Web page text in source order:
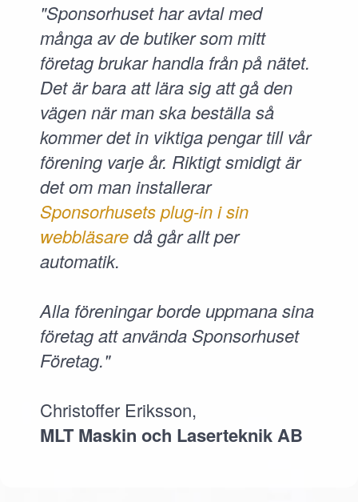
"Sponsorhuset har avtal med
många av de butiker som mitt
företag brukar handla från på nätet.
Det är bara att lära sig att gå den
vägen när man ska beställa så
kommer det in viktiga pengar till vår
förening varje år. Riktigt smidigt är
det om man installerar
Sponsorhusets plug-in i sin
webbläsaredå går allt per
automatik.
Alla föreningar borde uppmana sina
företag att använda Sponsorhuset
Företag."
Christoffer Eriksson,
MLT Maskin och Laserteknik AB